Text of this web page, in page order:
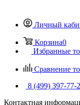
Личный
Корзина0
Избранные
Сравнение
8 (499) 397-77-
Контактная